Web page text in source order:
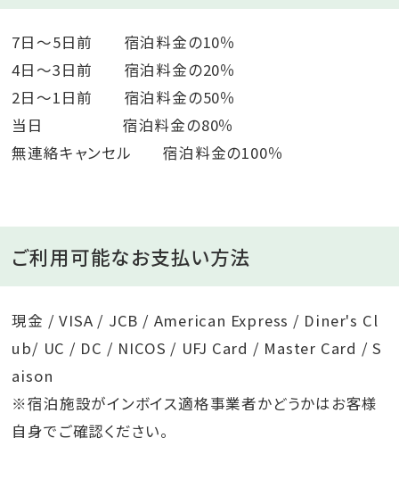
7日～5日前 宿泊料金の10％
4日～3日前 宿泊料金の20％
2日～1日前 宿泊料金の50％
当日 宿泊料金の80％
無連絡キャンセル 宿泊料金の100％
ご利用可能なお支払い方法
現金 / VISA / JCB / American Express / Diner's Cl
ub/ UC / DC / NICOS / UFJ Card / Master Card / S
aison
※宿泊施設がインボイス適格事業者かどうかはお客様
自身でご確認ください。